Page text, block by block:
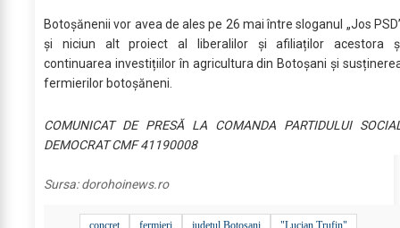
Botoșănenii vor avea de ales pe 26 mai între sloganul „Jos
și niciun alt proiect al liberalilor și afiliaților acestora
continuarea investițiilor în agricultura din Botoșani și
fermierilor botoșăneni.
COMUNICAT DE PRESĂ LA COMANDA PARTIDULUI
DEMOCRAT CMF 41190008
Sursa:dorohoinews.ro
concret fermieri judeţul Botosani
"Lucian Trufin"